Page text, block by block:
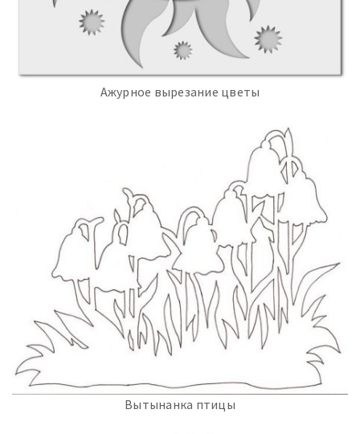
Ажурное вырезание цветы
Вытынанка птицы